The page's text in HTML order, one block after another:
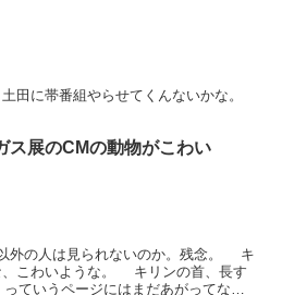
田に帯番組やらせてくんないかな。
ス展のCMの動物がこわい
外の人は見られないのか。残念。 キ
、こわいような。 キリンの首、長す
いうページにはまだあがってない